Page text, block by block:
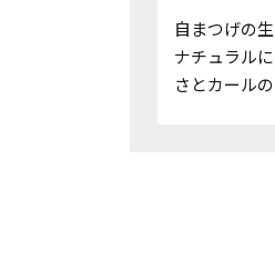
自まつげの
ナチュラル
さとカール